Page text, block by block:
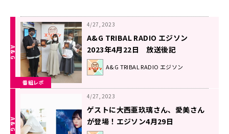
番組レポ
4/27, 2023
A&G TRIBAL RADIO エジソン
2023年4月22日 放送後記
A&G TRIBAL RADIO エジソン
4/27, 2023
ゲストに大西亜玖璃さん、愛美さん
が登場！エジソン4月29日